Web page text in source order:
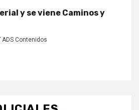
y se viene Caminos y
ADS Contenidos